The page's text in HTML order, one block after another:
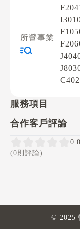
所營事業
服務項目
合作客戶評論
0.0
(0則評論)
© 2025